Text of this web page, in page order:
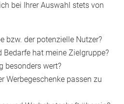
bei Ihrer Auswahl stets von
bzw. der potenzielle Nutzer?
Bedarfe hat meine Zielgruppe?
besonders wert?
Werbegeschenke passen zu